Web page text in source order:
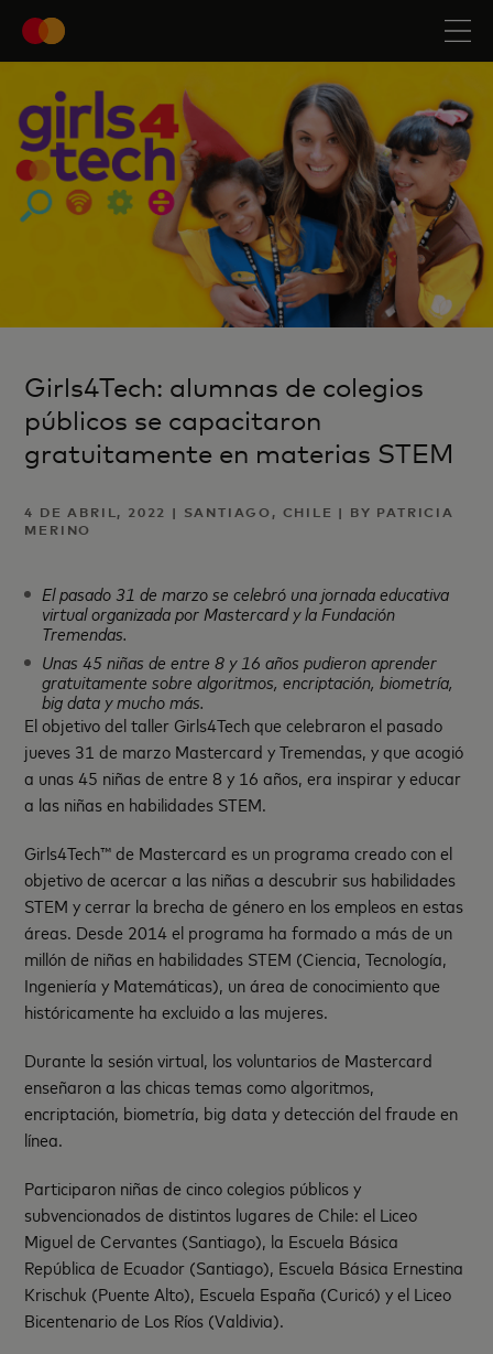
Girls4Tech: alumnas de colegios
públicos se capacitaron
gratuitamente en materias STEM
4 DE ABRIL, 2022 | SANTIAGO, CHILE | BY PATRICIA
MERINO
El pasado 31 de marzo se celebró una jornada educativa
virtual organizada por Mastercard y la Fundación
Tremendas.
Unas 45 niñas de entre 8 y 16 años pudieron aprender
gratuitamente sobre algoritmos, encriptación, biometría,
big data y mucho más.
El objetivo del taller Girls4Tech que celebraron el pasado
jueves 31 de marzo Mastercard y Tremendas, y que acogió
a unas 45 niñas de entre 8 y 16 años, era inspirar y educar
a las niñas en habilidades STEM.
Girls4Tech™ de Mastercard es un programa creado con el
objetivo de acercar a las niñas a descubrir sus habilidades
STEM y cerrar la brecha de género en los empleos en estas
áreas. Desde 2014 el programa ha formado a más de un
millón de niñas en habilidades STEM (Ciencia, Tecnología,
Ingeniería y Matemáticas), un área de conocimiento que
históricamente ha excluido a las mujeres.
Durante la sesión virtual, los voluntarios de Mastercard
enseñaron a las chicas temas como algoritmos,
encriptación, biometría, big data y detección del fraude en
línea.
Participaron niñas de cinco colegios públicos y
subvencionados de distintos lugares de Chile: el Liceo
Miguel de Cervantes (Santiago), la Escuela Básica
República de Ecuador (Santiago), Escuela Básica Ernestina
Krischuk (Puente Alto), Escuela España (Curicó) y el Liceo
Bicentenario de Los Ríos (Valdivia).